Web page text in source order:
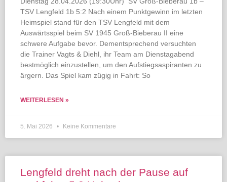
TSV Lengfeld 1b 5:2 Nach einem Punktgewinn im letzten
Heimspiel stand für den TSV Lengfeld mit dem
Auswärtsspiel beim SV 1945 Groß-Bieberau II eine
schwere Aufgabe bevor. Dementsprechend versuchten
die Trainer Vagts & Diehl, ihr Team am Dienstagabend
bestmöglich einzustellen, um den Aufstiegsaspiranten zu
ärgern. Das Spiel kam zügig in Fahrt: So
WEITERLESEN »
5. Mai 2026 Keine Kommentare
Lengfeld dreht nach der Pause auf